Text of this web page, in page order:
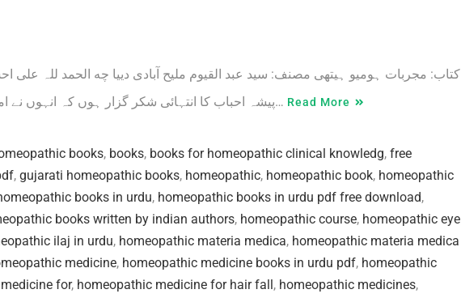
کتاب: مجربات ہومیو ہیتھی مصنف: سید عبد القیوم ملیح آبادی دییا چه الحمد للہ علی
پیشہ احباب کا انتہائی شکر گزار ہوں کہ انہوں نے امید سے زیادہ میری حوصلہ افزائی اور… Read More
books, books, books for homeopathic clinical knowledg, free
, gujarati homeopathic books, homeopathic, homeopathic book, homeopathic
books in urdu, homeopathic books in urdu pdf free download,
books written by indian authors, homeopathic course, homeopathic eye
ilaj in urdu, homeopathic materia medica, homeopathic materia medica
medicine, homeopathic medicine books in urdu pdf, homeopathic
for, homeopathic medicine for hair fall, homeopathic medicines,